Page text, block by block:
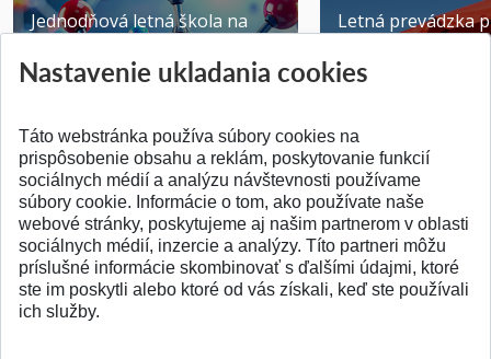
Jednodňová letná škola na
Pridané 28.07.2026
Letná prevádzka
Pridané 23.06.2026
SPÄŤ NA VRCH
Nastavenie ukladania cookies
Táto webstránka používa súbory cookies na
prispôsobenie obsahu a reklám, poskytovanie funkcií
sociálnych médií a analýzu návštevnosti používame
súbory cookie. Informácie o tom, ako používate naše
webové stránky, poskytujeme aj našim partnerom v oblasti
sociálnych médií, inzercie a analýzy. Títo partneri môžu
príslušné informácie skombinovať s ďalšími údajmi, ktoré
ste im poskytli alebo ktoré od vás získali, keď ste používali
ich služby.